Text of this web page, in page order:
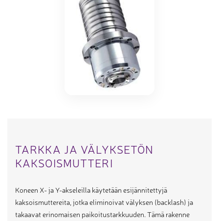
TARKKA JA VÄLYKSETÖN
KAKSOISMUTTERI
Koneen X- ja Y-akseleilla käytetään esijännitettyjä
kaksoismuttereita, jotka eliminoivat välyksen (backlash) ja
takaavat erinomaisen paikoitustarkkuuden. Tämä rakenne